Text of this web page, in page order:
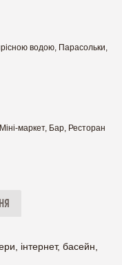
водою, Парасольки,
маркет, Бар, Ресторан
інтернет, басейн,